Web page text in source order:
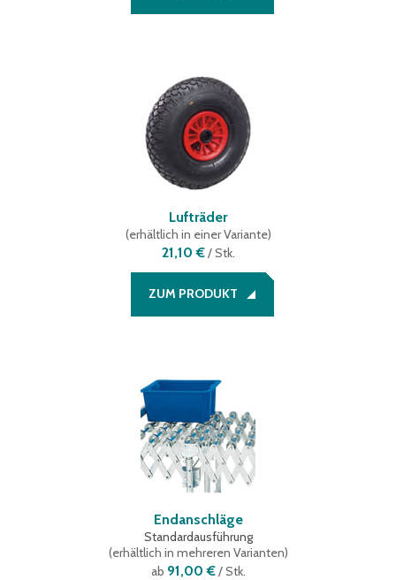
Lufträder
(erhältlich in einer Variante)
21,10 €/Stk.
ZUM PRODUKT
Endanschläge
Standardausführung
(erhältlich in mehreren Varianten)
ab 91,00 €/ Stk.